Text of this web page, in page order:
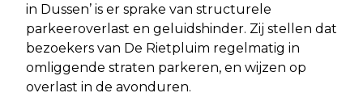
in Dussen’ is er sprake van structurele
parkeeroverlast en geluidshinder. Zij stellen dat
bezoekers van De Rietpluim regelmatig in
omliggende straten parkeren, en wijzen op
overlast in de avonduren.